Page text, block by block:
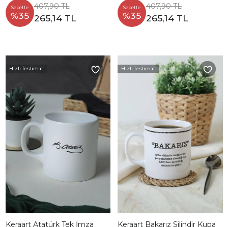
Sepette
%35
407,90 TL
265,14 TL
Sepette
%35
407,90 TL
265,14 TL
Hızlı Teslimat
Keraart Atatürk Tek İmza
Hızlı Teslimat
Keraart Bakarız Silindir Kupa